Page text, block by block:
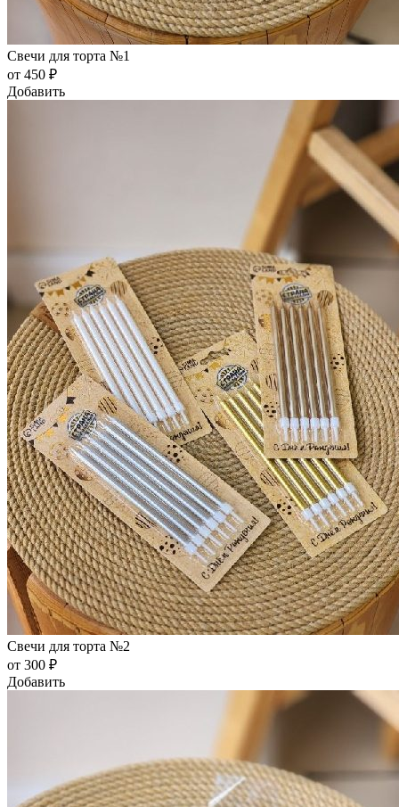
Свечи для торта №1
от 450 ₽
Добавить
Свечи для торта №2
от 300 ₽
Добавить